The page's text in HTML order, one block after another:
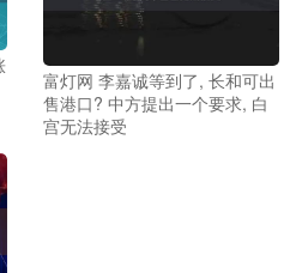
富灯网 李嘉诚等到了, 长和可出
售港口? 中方提出一个要求, 白
宫无法接受